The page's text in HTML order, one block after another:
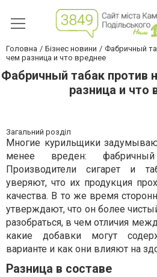
Головна Бізнес новини
Фабричный
чем разница и что вреднее
Фабричный табак против
разница и что
Загальний розділ
Многие курильщики
менее вреден:
Производители сигарет и
уверяют, что их продукция
качества. В то же время
утверждают, что он более
разобраться, в чем отличия
какие добавки могут
варианте и как они влияют на
Разница в составе